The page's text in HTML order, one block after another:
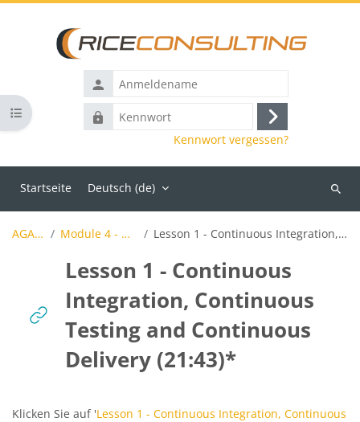
Anmeldename
Kennwort
Anmelden
Kennwort vergessen?
Startseite Deutsch ‎(de)‎
Kurse
Kursindex öffnen
AGATTA_Demo Module 4 - Deployment and Delivery Lesson 1 - Continuous Integration, Continuous Testing and Continuous Delivery (21:43)*
Lesson 1 - Continuous
Integration, Continuous
Testing and Continuous
Delivery (21:43)*
Abschlussbedingungen
Klicken Sie auf 'Lesson 1 - Continuous Integration, Continuous